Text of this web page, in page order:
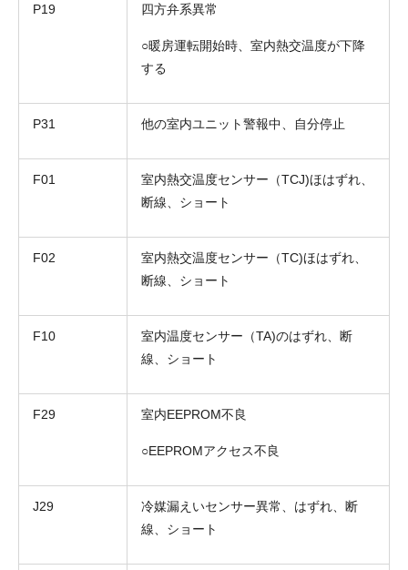
P19 四方弁系異常
○暖房運転開始時、室内熱交温度が下降
する
P31 他の室内ユニット警報中、自分停止
F01
室内熱交温度センサー（TCJ)ほはずれ、
断線、ショート
F02
室内熱交温度センサー（TC)ほはずれ、
断線、ショート
F10
室内温度センサー（TA)のはずれ、断
線、ショート
F29 室内EEPROM不良
○EEPROMアクセス不良
J29
冷媒漏えいセンサー異常、はずれ、断
線、ショート